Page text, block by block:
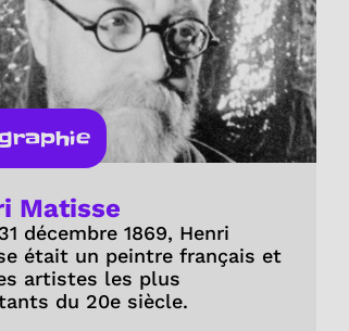
Matisse
décembre 1869, Henri
était un peintre français et
artistes les plus
du 20e siècle.